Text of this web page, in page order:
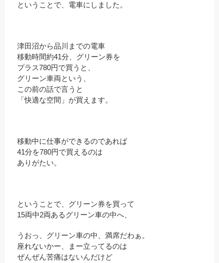
ということで、電車にしました。
津田沼から品川までの電車
移動時間約41分、グリーン券を
プラス780円で買うと、
グリーン車両という、
この前の話で言うと
「快適な空間」が買えます。
移動中に仕事ができるのであれば
41分を780円で買えるのは
ありがたい。
ということで、グリーン券を買って
15両中2両あるグリーン車の中へ、
うおっ、グリーン車の中、満席だわぁ。
座れないかー、まー立ってるのは
ぜんぜん苦痛はないんだけど